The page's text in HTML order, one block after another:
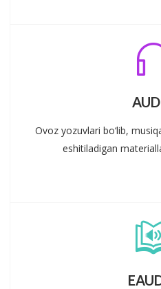
Ovoz yozuvlari bo‘lib,
eshitiladigan